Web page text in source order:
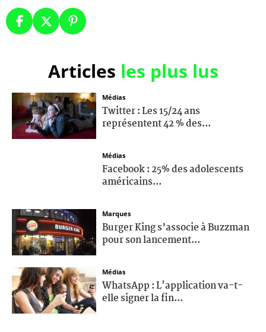
Articles les plus lus
Médias
Twitter : Les 15/24 ans
représentent 42 % des...
Médias
Facebook : 25% des adolescents
américains...
Marques
Burger King s’associe à Buzzman
pour son lancement...
Médias
WhatsApp : L'application va-t-
elle signer la fin...